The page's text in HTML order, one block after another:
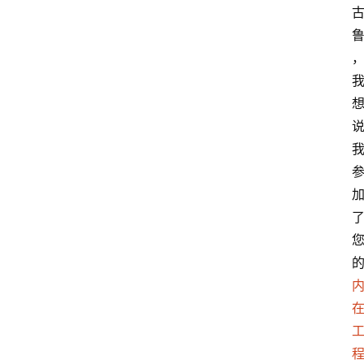
古
鲁
，
我
想
说
我
参
加
了
您
的
内
在
工
程